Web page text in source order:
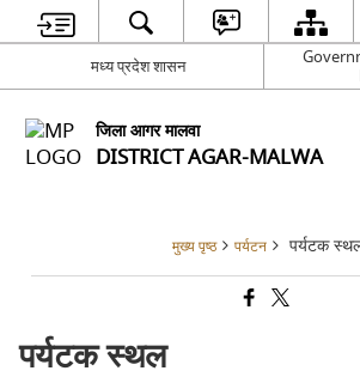
मध्य प्रदेश शासन
जिला आगर मालवा
DISTRICT AGAR-MALWA
मुख्य पृष्ठ पर्यटन पर्यटक
पर्यटक स्थल